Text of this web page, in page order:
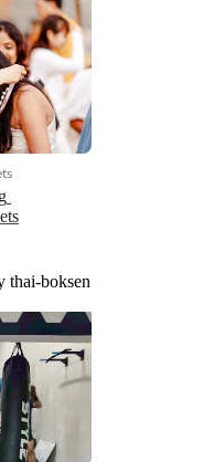
thai-boksen